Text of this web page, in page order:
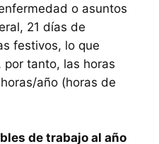
o asuntos
21 días de
festivos, lo que
tanto, las horas
año (horas de
de trabajo al año